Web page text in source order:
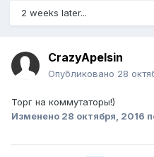
2 weeks later...
CrazyApelsin
Опубликовано 28
Торг на коммутаторы!)
Изменено 28 октября, 2016